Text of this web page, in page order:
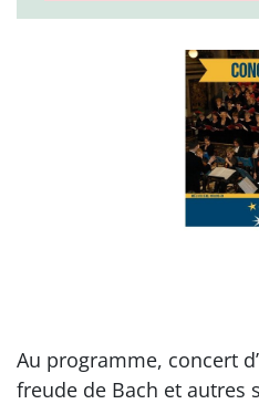
Au programme, concert
freude de Bach et autres